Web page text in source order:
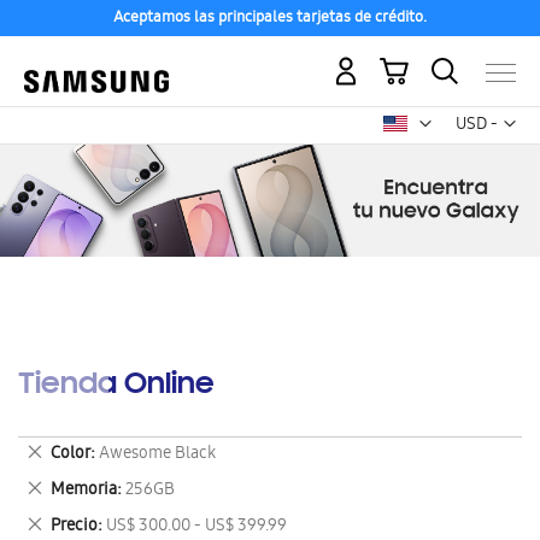
Aceptamos las principales tarjetas de crédito.
USD -
dólar
Mi carrito
Tienda Online
Color Awesome Black
Eliminar
este
artículo
Memoria 256GB
Eliminar
este
Precio US$ 300.00 - US$ 399.99
Eliminar